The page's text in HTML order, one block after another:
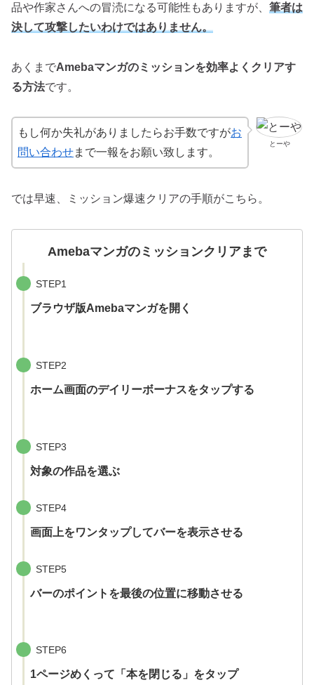
品や作家さんへの冒涜になる可能性もありますが、 筆者は
決して攻撃したいわけではありません。
あくまでAmebaマンガのミッションを効率よくクリアす
る方法です。
とーや
もし何か失礼がありましたらお手数ですがお
問い合わせまで一報をお願い致します。
では早速、ミッション爆速クリアの手順がこちら。
Amebaマンガのミッションクリアまで
STEP1
ブラウザ版Amebaマンガを開く
STEP2
ホーム画面のデイリーボーナスをタップする
STEP3
対象の作品を選ぶ
STEP4
画面上をワンタップしてバーを表示させる
STEP5
バーのポイントを最後の位置に移動させる
STEP6
1ページめくって「本を閉じる」をタップ